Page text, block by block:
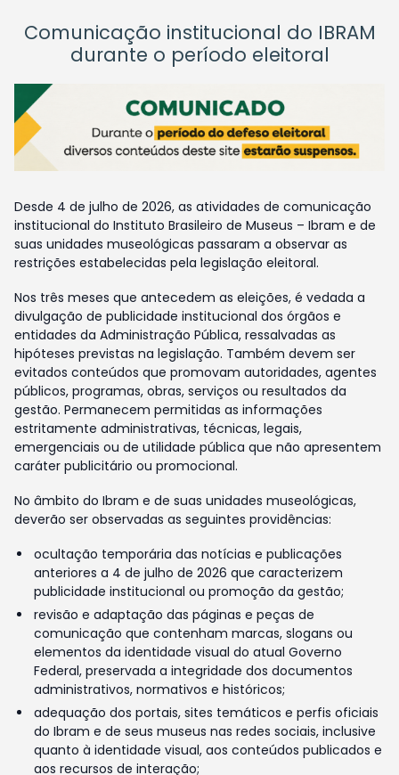
Comunicação institucional do IBRAM
durante o período eleitoral
Desde 4 de julho de 2026, as atividades de comunicação
institucional do Instituto Brasileiro de Museus – Ibram e de
suas unidades museológicas passaram a observar as
restrições estabelecidas pela legislação eleitoral.
Nos três meses que antecedem as eleições, é vedada a
divulgação de publicidade institucional dos órgãos e
entidades da Administração Pública, ressalvadas as
hipóteses previstas na legislação. Também devem ser
evitados conteúdos que promovam autoridades, agentes
públicos, programas, obras, serviços ou resultados da
gestão. Permanecem permitidas as informações
estritamente administrativas, técnicas, legais,
emergenciais ou de utilidade pública que não apresentem
caráter publicitário ou promocional.
No âmbito do Ibram e de suas unidades museológicas,
deverão ser observadas as seguintes providências:
ocultação temporária das notícias e publicações
anteriores a 4 de julho de 2026 que caracterizem
publicidade institucional ou promoção da gestão;
revisão e adaptação das páginas e peças de
comunicação que contenham marcas, slogans ou
elementos da identidade visual do atual Governo
Federal, preservada a integridade dos documentos
administrativos, normativos e históricos;
adequação dos portais, sites temáticos e perfis oficiais
do Ibram e de seus museus nas redes sociais, inclusive
quanto à identidade visual, aos conteúdos publicados e
aos recursos de interação;